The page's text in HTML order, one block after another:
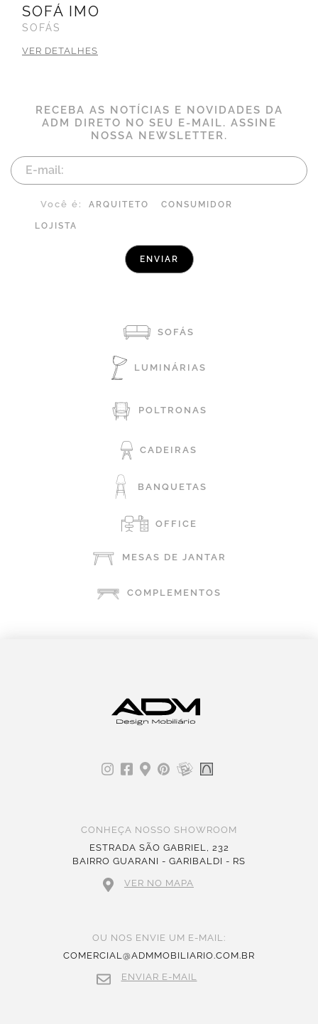
SOFÁ IMO
SOFÁS
VER DETALHES
RECEBA AS NOTÍCIAS E NOVIDADES DA
ADM DIRETO NO SEU E-MAIL. ASSINE
NOSSA NEWSLETTER.
Você é: ARQUITETO CONSUMIDOR
LOJISTA
SOFÁS
LUMINÁRIAS
POLTRONAS
CADEIRAS
BANQUETAS
OFFICE
MESAS DE JANTAR
COMPLEMENTOS
CONHEÇA NOSSO SHOWROOM
ESTRADA SÃO GABRIEL, 232
BAIRRO GUARANI - GARIBALDI - RS
VER NO MAPA
OU NOS ENVIE UM E-MAIL:
COMERCIAL@ADMMOBILIARIO.COM.BR
ENVIAR E-MAIL